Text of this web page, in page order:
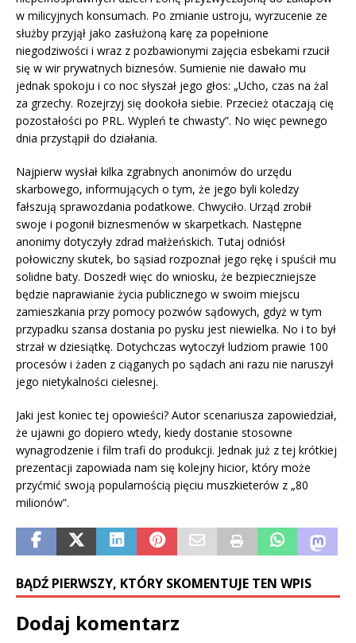
w milicyjnych konsumach. Po zmianie ustroju, wyrzucenie ze
służby przyjął jako zasłużoną karę za popełnione
niegodziwości i wraz z pozbawionymi zajęcia esbekami rzucił
się w wir prywatnych biznesów. Sumienie nie dawało mu
jednak spokoju i co noc słyszał jego głos: „Ucho, czas na żal
za grzechy. Rozejrzyj się dookoła siebie. Przecież otaczają cię
pozostałości po PRL. Wypleń te chwasty”. No więc pewnego
dnia przystąpił do działania.
Najpierw wysłał kilka zgrabnych anonimów do urzędu
skarbowego, informujących o tym, że jego byli koledzy
fałszują sprawozdania podatkowe. Chwyciło. Urząd zrobił
swoje i pogonił biznesmenów w skarpetkach. Następne
anonimy dotyczyły zdrad małżeńskich. Tutaj odniósł
połowiczny skutek, bo sąsiad rozpoznał jego rękę i spuścił mu
solidne baty. Doszedł więc do wniosku, że bezpieczniejsze
będzie naprawianie życia publicznego w swoim miejscu
zamieszkania przy pomocy pozwów sądowych, gdyż w tym
przypadku szansa dostania po pysku jest niewielka. No i to był
strzał w dziesiątkę. Dotychczas wytoczył ludziom prawie 100
procesów i żaden z ciąganych po sądach ani razu nie naruszył
jego nietykalności cielesnej.
Jaki jest koniec tej opowieści? Autor scenariusza zapowiedział,
że ujawni go dopiero wtedy, kiedy dostanie stosowne
wynagrodzenie i film trafi do produkcji. Jednak już z tej krótkiej
prezentacji zapowiada nam się kolejny hicior, który może
przyćmić swoją popularnością pięciu muszkieterów z „80
milionów”.
BĄDŹ PIERWSZY, KTÓRY SKOMENTUJE TEN WPIS
Dodaj komentarz